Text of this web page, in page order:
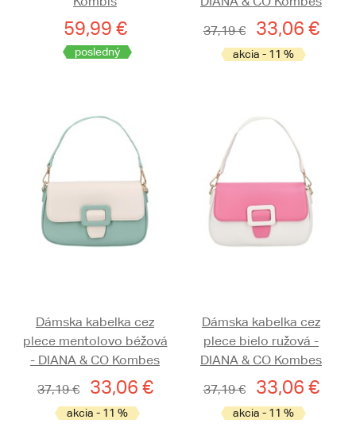
59,99 €
posledný
37,19 €
33,06 €
akcia - 11 %
Dámska kabelka cez
plece mentolovo béžová
- DIANA & CO Kombes
37,19 €
33,06 €
akcia - 11 %
Dámska kabelka cez
plece bielo ružová -
DIANA & CO Kombes
37,19 €
33,06 €
akcia - 11 %